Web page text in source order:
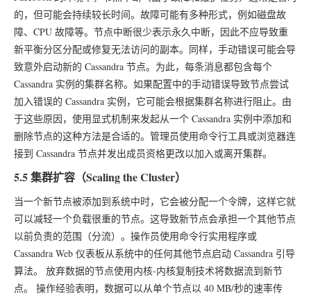
的，但可能会持续较长时间。故障可能有多种形式，例如磁盘故
障、CPU 故障等。节点中断很少表示永久中断，因此不应导致重
新平衡分区分配或修复无法访问的副本。同样，手动错误可能会导
致意外启动新的 Cassandra 节点。为此，每条消息都包含每个
Cassandra 实例的集群名称。如果配置中的手动错误导致节点尝试
加入错误的 Cassandra 实例，它可能会根据集群名称进行阻止。由
于这些原因，使用显式机制来发起从一个 Cassandra 实例中添加和
删除节点的这种方法是合适的。管理员使用命令行工具或浏览器连
接到 Cassandra 节点并发出成员资格更改以加入或离开集群。
5.5 集群扩容（Scaling the Cluster）
当一个新节点被添加到系统中时，它会被分配一个令牌，这样它就
可以减轻一个负载很重的节点。这导致新节点会承担一个其他节点
以前负责的范围（分流）。操作员使用命令行实用程序或
Cassandra Web 仪表板从系统中的任何其他节点启动 Cassandra 引导
算法。 放弃数据的节点使用内核-内核复制技术将数据流到新节
点。 操作经验表明，数据可以从单个节点以 40 MB/秒的速率传